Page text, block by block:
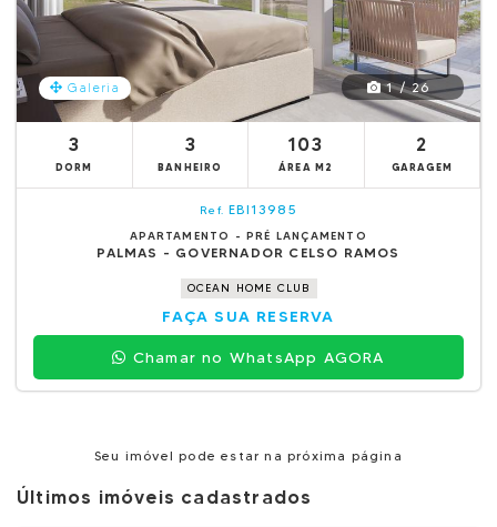
Galeria 1 / 26
3
DORM
3
BANHEIRO
103
ÁREA M2
2
GARAGEM
Ref. EBI13985
APARTAMENTO - PRÉ LANÇAMENTO
PALMAS - GOVERNADOR CELSO RAMOS
OCEAN HOME CLUB
FAÇA SUA RESERVA
Chamar no WhatsApp AGORA
Seu imóvel pode estar na próxima página
Últimos imóveis cadastrados